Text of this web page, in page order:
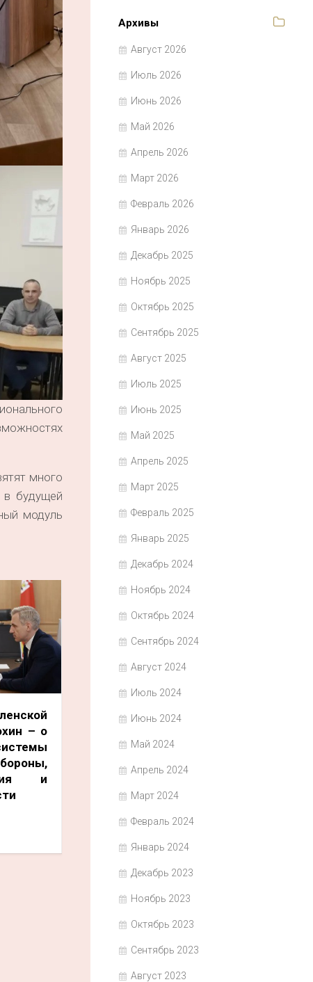
много
в будущей
модуль
– о
и
Архивы
Август 2026
Июль 2026
Июнь 2026
Май 2026
Апрель 2026
Март 2026
Февраль 2026
Январь 2026
Декабрь 2025
Ноябрь 2025
Октябрь 2025
Сентябрь 2025
Август 2025
Июль 2025
Июнь 2025
Май 2025
Апрель 2025
Март 2025
Февраль 2025
Январь 2025
Декабрь 2024
Ноябрь 2024
Октябрь 2024
Сентябрь 2024
Август 2024
Июль 2024
Июнь 2024
Май 2024
Апрель 2024
Март 2024
Февраль 2024
Январь 2024
Декабрь 2023
Ноябрь 2023
Октябрь 2023
Сентябрь 2023
Август 2023